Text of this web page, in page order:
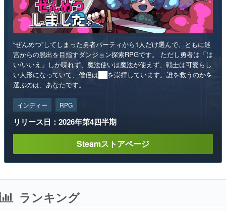
“ぜんめつ”してしまった勇者パーティから1人だけ選んで、ともに迷
宮からの脱出を目指すダンジョン探索RPGです。 ただし勇者は「は
い/いいえ」しか喋れず、魔法使いは魔法が使えず、戦士は可愛らし
い人形になっていて、僧侶は██を崇拝しています。誰を救うのかを
選ぶのは、あなたです。
インディー RPG
リリース日：2026年第4四半期
Steamストアページ
ランキング